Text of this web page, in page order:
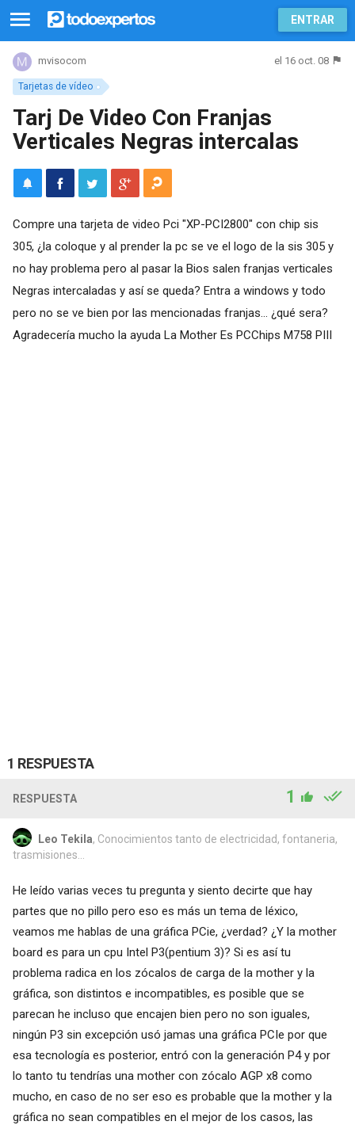
ENTRAR
Tarjetas de vídeo
mvisocom el 16 oct. 08
Tarj De Video Con Franjas
Verticales Negras intercalas
Compre una tarjeta de video Pci "XP-PCI2800" con chip sis
305, ¿la coloque y al prender la pc se ve el logo de la sis 305 y
no hay problema pero al pasar la Bios salen franjas verticales
Negras intercaladas y así se queda? Entra a windows y todo
pero no se ve bien por las mencionadas franjas... ¿qué sera?
Agradecería mucho la ayuda La Mother Es PCChips M758 PIII
1 RESPUESTA
RESPUESTA 1
Leo Tekila, Conocimientos tanto de electricidad, fontaneria,
trasmisiones...
He leído varias veces tu pregunta y siento decirte que hay
partes que no pillo pero eso es más un tema de léxico,
veamos me hablas de una gráfica PCie, ¿verdad? ¿Y la mother
board es para un cpu Intel P3(pentium 3)? Si es así tu
problema radica en los zócalos de carga de la mother y la
gráfica, son distintos e incompatibles, es posible que se
parecan he incluso que encajen bien pero no son iguales,
ningún P3 sin excepción usó jamas una gráfica PCIe por que
esa tecnología es posterior, entró con la generación P4 y por
lo tanto tu tendrías una mother con zócalo AGP x8 como
mucho, en caso de no ser eso es probable que la mother y la
gráfica no sean compatibles en el mejor de los casos, las